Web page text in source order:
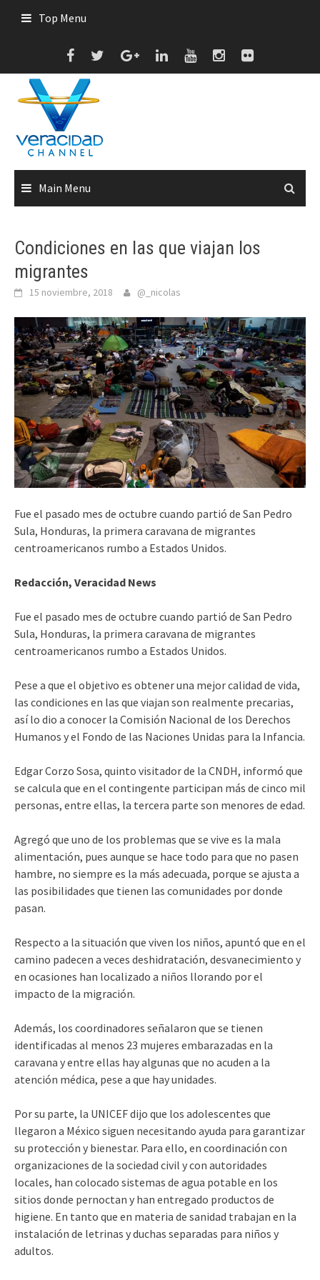
Top Menu
Main Menu
Condiciones en las que viajan los
migrantes
15 noviembre, 2018 @_nicolas
Fue el pasado mes de octubre cuando partió de San Pedro
Sula, Honduras, la primera caravana de migrantes
centroamericanos rumbo a Estados Unidos.
Redacción, Veracidad News
Fue el pasado mes de octubre cuando partió de San Pedro
Sula, Honduras, la primera caravana de migrantes
centroamericanos rumbo a Estados Unidos.
Pese a que el objetivo es obtener una mejor calidad de vida,
las condiciones en las que viajan son realmente precarias,
así lo dio a conocer la Comisión Nacional de los Derechos
Humanos y el Fondo de las Naciones Unidas para la Infancia.
Edgar Corzo Sosa, quinto visitador de la CNDH, informó que
se calcula que en el contingente participan más de cinco mil
personas, entre ellas, la tercera parte son menores de edad.
Agregó que uno de los problemas que se vive es la mala
alimentación, pues aunque se hace todo para que no pasen
hambre, no siempre es la más adecuada, porque se ajusta a
las posibilidades que tienen las comunidades por donde
pasan.
Respecto a la situación que viven los niños, apuntó que en el
camino padecen a veces deshidratación, desvanecimiento y
en ocasiones han localizado a niños llorando por el
impacto de la migración.
Además, los coordinadores señalaron que se tienen
identificadas al menos 23 mujeres embarazadas en la
caravana y entre ellas hay algunas que no acuden a la
atención médica, pese a que hay unidades.
Por su parte, la UNICEF dijo que los adolescentes que
llegaron a México siguen necesitando ayuda para garantizar
su protección y bienestar. Para ello, en coordinación con
organizaciones de la sociedad civil y con autoridades
locales, han colocado sistemas de agua potable en los
sitios donde pernoctan y han entregado productos de
higiene. En tanto que en materia de sanidad trabajan en la
instalación de letrinas y duchas separadas para niños y
adultos.